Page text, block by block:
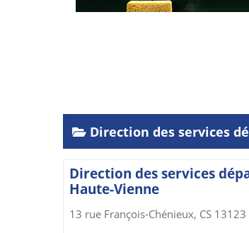
Direction des services
Direction des services
Haute-Vienne
13 rue François-Chénieux, CS